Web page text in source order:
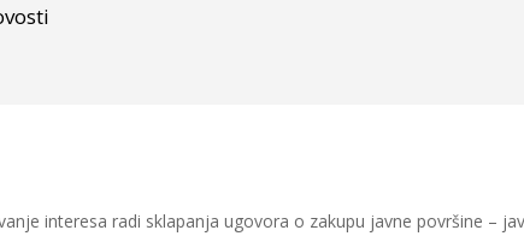
interesa radi sklapanja ugovora o zakupu javne površine –